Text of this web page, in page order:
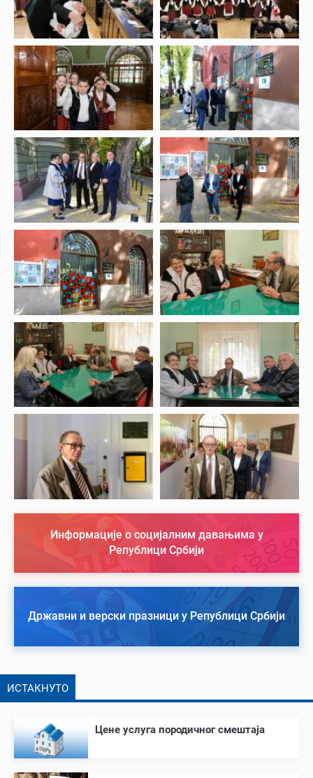
Информације о социјалним давањима у
Републици Србији
Државни и верски празници у Републици Србији
ИСТАКНУТО
Цене услуга породичног смештаја